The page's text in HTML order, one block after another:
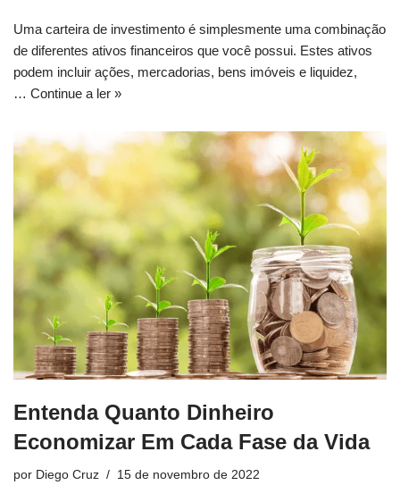
Uma carteira de investimento é simplesmente uma combinação
de diferentes ativos financeiros que você possui. Estes ativos
podem incluir ações, mercadorias, bens imóveis e liquidez,
… Continue a ler »
Entenda Quanto Dinheiro
Economizar Em Cada Fase da Vida
por Diego Cruz 15 de novembro de 2022